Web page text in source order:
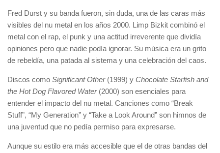
Fred Durst y su banda fueron, sin duda, una de las caras más
visibles del nu metal en los años 2000. Limp Bizkit combinó el
metal con el rap, el punk y una actitud irreverente que dividía
opiniones pero que nadie podía ignorar. Su música era un grito
de rebeldía, una patada al sistema y una celebración del caos.
Discos como Significant Other(1999) y Chocolate Starfish and
the Hot Dog Flavored Water(2000) son esenciales para
entender el impacto del nu metal. Canciones como “Break
Stuff”, “My Generation” y “Take a Look Around” son himnos de
una juventud que no pedía permiso para expresarse.
Aunque su estilo era más accesible que el de otras bandas del